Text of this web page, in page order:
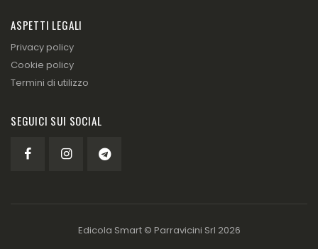
ASPETTI LEGALI
Privacy policy
Cookie policy
Termini di utilizzo
SEGUICI SUI SOCIAL
Edicola Smart © Parravicini Srl 2026